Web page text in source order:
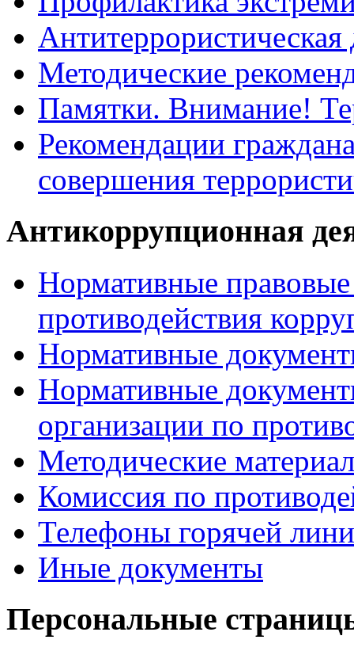
Антитеррористическая
Методические
Памятки. Внимание!
Рекомендации
совершения
Антикоррупционная
Нормативные
противодействия
Нормативные
Нормативные
организации по
Методические
Комиссия по
Телефоны горячей
Иные документы
Персональные